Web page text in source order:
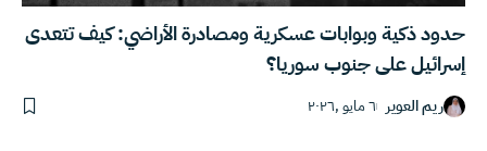
حدود ذكية وبوابات عسكرية ومصادرة الأراضي: كيف تتعدى
إسرائيل على جنوب سوريا؟
ريم العوير ٦ مايو ,٢٠٢٦